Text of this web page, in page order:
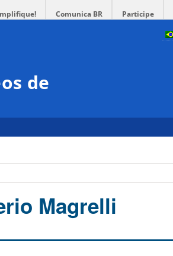
Comunica BR Participe
de
Magrelli